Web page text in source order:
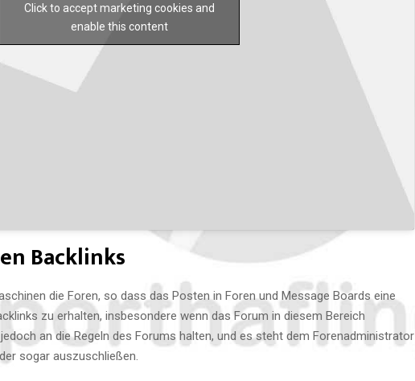
Click to accept marketing cookies and
enable this content
Backlinks
die Foren, so dass das Posten in Foren und Message Boards eine
zu erhalten, insbesondere wenn das Forum in diesem Bereich
an die Regeln des Forums halten, und es steht dem Forenadministrator
sogar auszuschließen.